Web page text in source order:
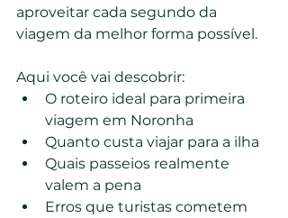
aproveitar cada segundo da
viagem da melhor forma possível.
Aqui você vai descobrir:
O roteiro ideal para primeira
viagem em Noronha
Quanto custa viajar para a ilha
Quais passeios realmente
valem a pena
Erros que turistas cometem